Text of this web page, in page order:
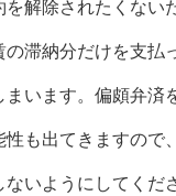
を解除されたくない
の滞納分だけを支払
まいます。偏頗弁済
性も出てきますので
いようにしてくだ